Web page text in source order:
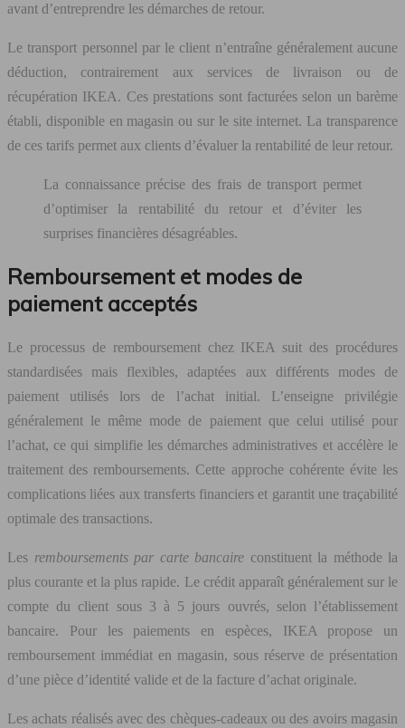
avant d’entreprendre les démarches de retour.
Le transport personnel par le client n’entraîne généralement aucune
déduction, contrairement aux services de livraison ou de
récupération IKEA. Ces prestations sont facturées selon un barème
établi, disponible en magasin ou sur le site internet. La transparence
de ces tarifs permet aux clients d’évaluer la rentabilité de leur retour.
La connaissance précise des frais de transport permet
d’optimiser la rentabilité du retour et d’éviter les
surprises financières désagréables.
Remboursement et modes de
paiement acceptés
Le processus de remboursement chez IKEA suit des procédures
standardisées mais flexibles, adaptées aux différents modes de
paiement utilisés lors de l’achat initial. L’enseigne privilégie
généralement le même mode de paiement que celui utilisé pour
l’achat, ce qui simplifie les démarches administratives et accélère le
traitement des remboursements. Cette approche cohérente évite les
complications liées aux transferts financiers et garantit une traçabilité
optimale des transactions.
Les remboursements par carte bancaire constituent la méthode la
plus courante et la plus rapide. Le crédit apparaît généralement sur le
compte du client sous 3 à 5 jours ouvrés, selon l’établissement
bancaire. Pour les paiements en espèces, IKEA propose un
remboursement immédiat en magasin, sous réserve de présentation
d’une pièce d’identité valide et de la facture d’achat originale.
Les achats réalisés avec des chèques-cadeaux ou des avoirs magasin